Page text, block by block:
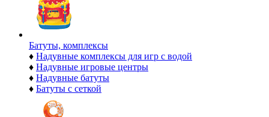
Батуты, комплексы
♦ Надувные комплексы для игр с водой
♦ Надувные игровые центры
♦ Надувные батуты
♦ Батуты с сеткой